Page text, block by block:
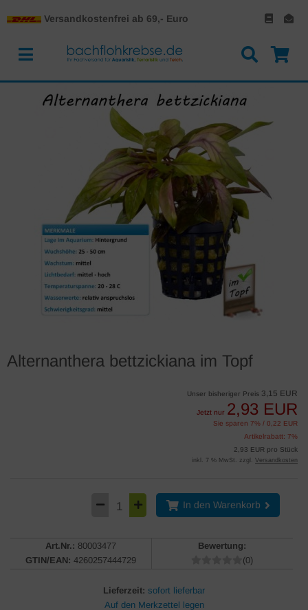
Versandkostenfrei ab 69,- Euro
Alternanthera bettzickiana im Topf
Unser bisheriger Preis 3,15 EUR
Jetzt nur 2,93 EUR
Sie sparen 7% / 0,22 EUR
Artikelrabatt: 7%
2,93 EUR pro Stück
inkl. 7 % MwSt. zzgl. Versandkosten
In den Warenkorb
Art.Nr.: 80003477
GTIN/EAN: 4260257444729
Bewertung:
(0)
Lieferzeit: sofort lieferbar